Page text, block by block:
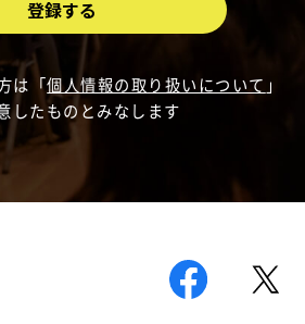
は「個人情報の取り扱いについて 」
したものとみなします